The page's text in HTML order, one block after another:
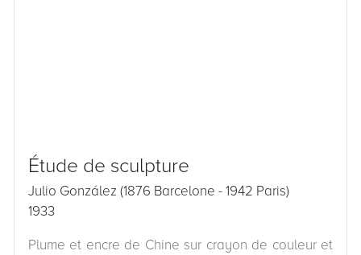
Étude de sculpture
Julio González (1876 Barcelone - 1942 Paris)
1933
Plume et encre de Chine sur crayon de couleur et